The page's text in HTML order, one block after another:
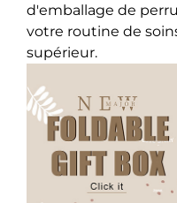
d'emballage de
votre routine de
supérieur.